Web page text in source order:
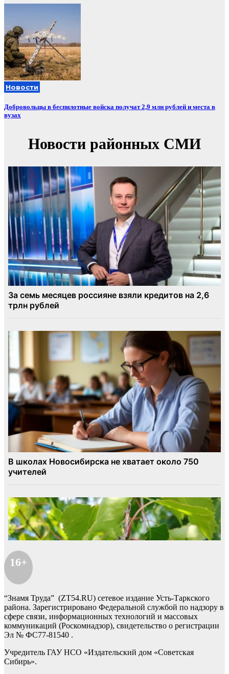
Новости
Добровольцы в беспилотные войска получат 2,9 млн рублей и места в
вузах
16+
“Знамя Труда” (ZT54.RU) сетевое издание Усть-Таркского
района. Зарегистрировано Федеральной службой по надзору в
сфере связи, информационных технологий и массовых
коммуникаций (Роскомнадзор), свидетельство о регистрации
Эл № ФС77-81540 .
Учредитель ГАУ НСО «Издательский дом «Советская
Сибирь».